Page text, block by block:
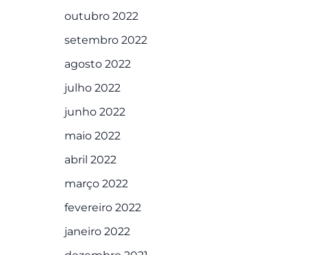
outubro 2022
setembro 2022
agosto 2022
julho 2022
junho 2022
maio 2022
abril 2022
março 2022
fevereiro 2022
janeiro 2022